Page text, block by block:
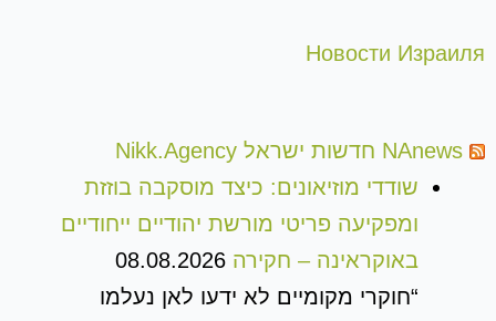
Новости Израиля
NAnews חדשות ישראל Nikk.Agency
שודדי מוזיאונים: כיצד מוסקבה בוזזת
ומפקיעה פריטי מורשת יהודיים ייחודיים
באוקראינה – חקירה 08.08.2026
“חוקרי מקומיים לא ידעו לאן נעלמו